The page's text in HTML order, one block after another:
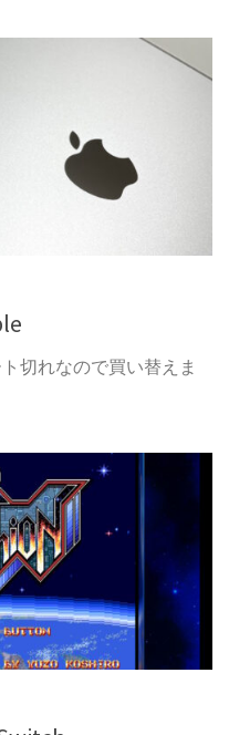
切れなので買い替えま